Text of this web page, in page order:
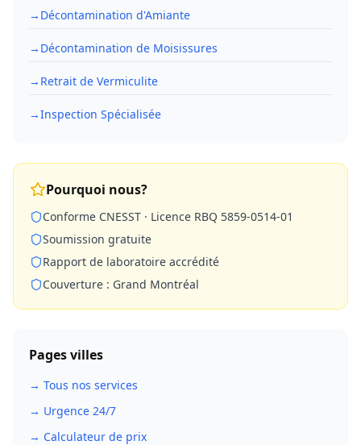
→ Décontamination d'Amiante
→ Décontamination de Moisissures
→ Retrait de Vermiculite
→Inspection Spécialisée
Pourquoi nous?
Conforme CNESST · Licence RBQ 5859-0514-01
Soumission gratuite
Rapport de laboratoire accrédité
Couverture : Grand Montréal
Pages villes
→ Tous nos services
→ Urgence 24/7
→ Calculateur de prix